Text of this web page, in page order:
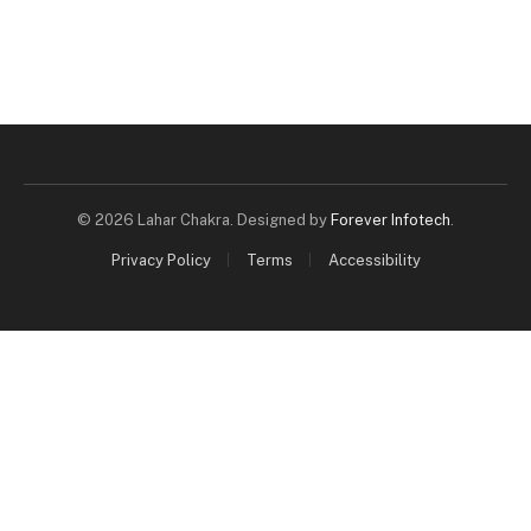
© 2026 Lahar Chakra. Designed by Forever Infotech
Privacy Policy Terms Accessibility